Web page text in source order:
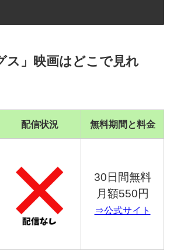
ス」映画はどこで見れ
配信状況 無料期間と料金
30日間無料
月額550円
⇒公式サイト